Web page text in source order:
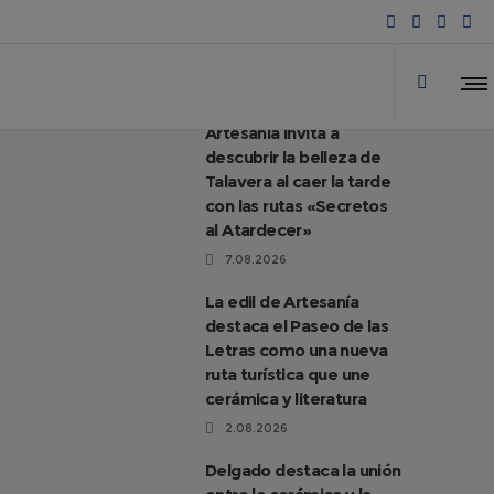
Artesanía invita a
descubrir la belleza de
Talavera al caer la tarde
con las rutas «Secretos
al Atardecer»
7.08.2026
La edil de Artesanía
destaca el Paseo de las
Letras como una nueva
ruta turística que une
cerámica y literatura
2.08.2026
Delgado destaca la unión